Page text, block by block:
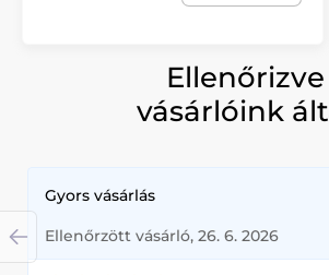
Ellenőrizve
vásárlóink
Gyors vásárlás
Ellenőrzött vásárló, 26. 6. 2026